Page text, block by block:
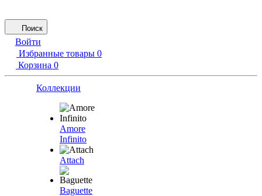
Поиск
Войти
Избранные товары 0
Корзина 0
Коллекции
Amore
Infinito
Attach
Baguette